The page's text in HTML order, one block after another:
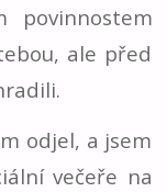
povinnostem
ale před
odjel, a jsem
večeře na